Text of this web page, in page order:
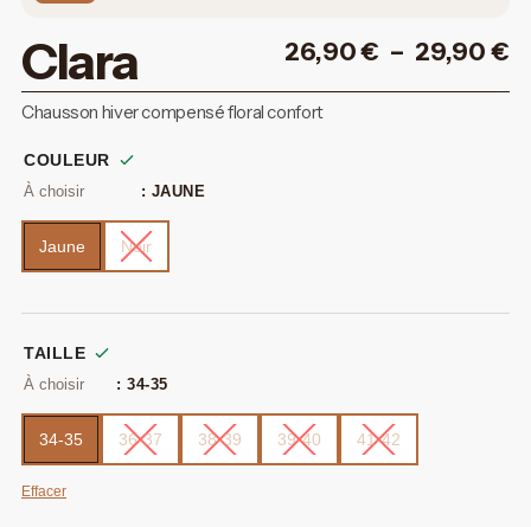
Clara 26,90€ – 29,90€
Chausson hiver compensé floral confort
COULEUR
: JAUNE
Jaune Noir
TAILLE
: 34-35
34-35 36-37 38-39 39-40 41-42
Effacer